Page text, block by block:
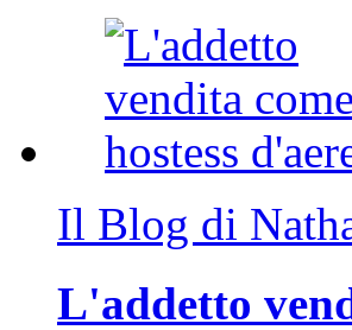
Il Blog di
L'addetto